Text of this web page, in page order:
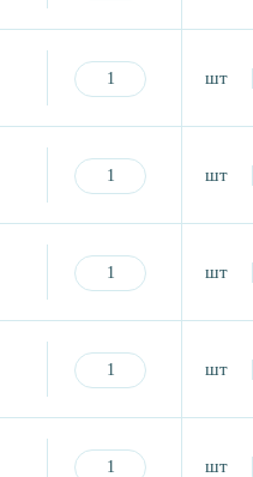
шт
шт
шт
шт
шт